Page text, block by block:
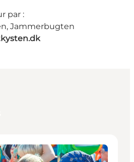
par :
Jammerbugten